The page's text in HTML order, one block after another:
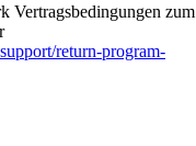
Vertragsbedingungen zum
return-program-